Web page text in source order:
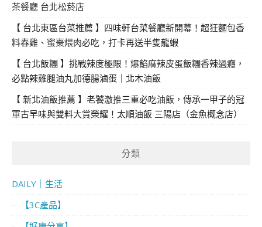
茶餐廳 台北松菸店
【 台北東區台菜推薦 】四味軒台菜餐廳新開幕！超狂麵包香
料春雞、蜜棗煨肉必吃，打卡再送半隻龍蝦
【 台北飯糰 】挑戰辣度極限！爆餡麻辣皮蛋飯糰香辣過癮，
必點辣雞腿油丸加德腸滷蛋｜北木油飯
【 新北油飯推薦 】老饕激推三重必吃油飯，傳承一甲子的冠
軍古早味與雙料大賞榮耀！太順油飯 三陽店（金魚概念店）
分類
DAILY｜生活
【3C產品】